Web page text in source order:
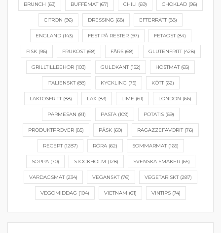
BRUNCH (63) BUFFÉMAT(67) CHILI (69) CHOKLAD (96)
CITRON (96) DRESSING (68) EFTERRÄTT(88)
ENGLAND(143) FEST PÅ RESTER(97) FETAOST(84)
FISK(96) FRUKOST(68) FÄRS(68) GLUTENFRITT(428)
GRILLTILLBEHÖR (103) GULDKANT(152) HÖSTMAT(65)
ITALIENSKT(88) KYCKLING (75) KÖTT(62)
LAKTOSFRITT(88) LAX (83) LIME (61) LONDON (66)
PARMESAN (81) PASTA(109) POTATIS(69)
PRODUKTPROVER(85) PÅSK(60) RAGAZZEFAVORIT(76)
RECEPT(1287) RÖRA(62) SOMMARMAT(165)
SOPPA(70) STOCKHOLM (128) SVENSKA SMAKER(65)
VARDAGSMAT(234) VEGANSKT(76) VEGETARISKT(287)
VEGOMIDDAG (104) VIETNAM (61) VINTIPS (74)